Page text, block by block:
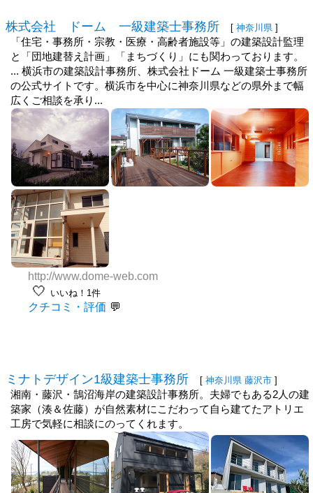
株式会社 ドーム 一級建築士事務所 [ 神奈川県 ]
「住宅・事務所・宗教・医療・高齢者施設等」の建築設計監理
と「団地建替え計画」「まちづくり」にも関わっております。
... 横浜市の建築設計事務所、株式会社ドーム 一級建築士事務所
の公式サイトです。横浜市を中心に神奈川県などの県外まで幅
広くご相談を承り...
http://www.dome-web.com
🤍 いいね！1件
クチコミ・評価
ミナトデザイン1級建築士事務所 [ 神奈川県 藤沢市 ]
湘南・藤沢・鵠沼海岸の建築設計事務所。夫婦でもある2人の建
築家（湊＆佐藤）が自然素材にこだわって自ら建てたアトリエ
工房で気軽に相談にのってくれます。